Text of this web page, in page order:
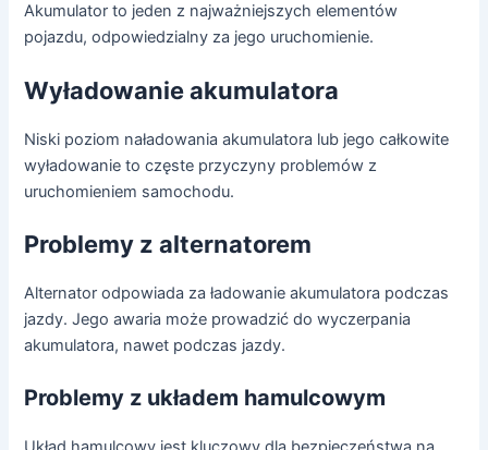
Akumulator to jeden z najważniejszych elementów
pojazdu, odpowiedzialny za jego uruchomienie.
Wyładowanie akumulatora
Niski poziom naładowania akumulatora lub jego całkowite
wyładowanie to częste przyczyny problemów z
uruchomieniem samochodu.
Problemy z alternatorem
Alternator odpowiada za ładowanie akumulatora podczas
jazdy. Jego awaria może prowadzić do wyczerpania
akumulatora, nawet podczas jazdy.
Problemy z układem hamulcowym